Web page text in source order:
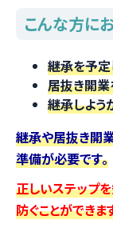
こんな方に
継承を予
居抜き開
継承しよう
継承や居抜き開
準備が必要です。
正しいステップ
防ぐことができま